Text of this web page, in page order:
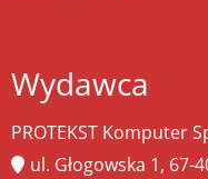
Wydawca
PROTEKST Komputer
ul. Głogowska 1, 67-